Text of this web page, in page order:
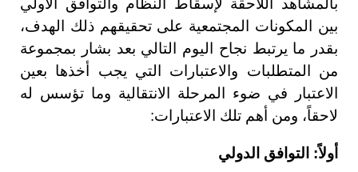
بالمشاهد اللاحقة لإسقاط النظام والتوافق الأولي
بين المكونات المجتمعية على تحقيقهم ذلك الهدف،
بقدر ما يرتبط نجاح اليوم التالي بعد بشار بمجموعة
من المتطلبات والاعتبارات التي يجب أخذها بعين
الاعتبار في ضوء المرحلة الانتقالية وما تؤسس له
لاحقاً، ومن أهم تلك الاعتبارات:
أولاً: التوافق الدولي